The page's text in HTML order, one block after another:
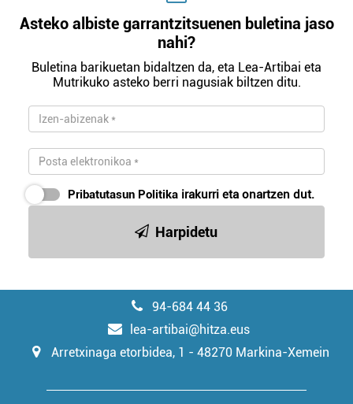
Asteko albiste garrantzitsuenen buletina jaso
nahi?
Buletina barikuetan bidaltzen da, eta Lea-Artibai eta
Mutrikuko asteko berri nagusiak biltzen ditu.
Pribatutasun Politika irakurri eta onartzen dut.
Harpidetu
94-684 44 36
lea-artibai@hitza.eus
Arretxinaga etorbidea, 1 - 48270 Markina-Xemein